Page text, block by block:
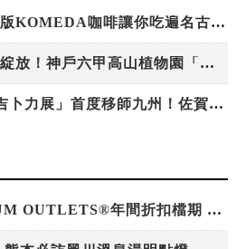
台灣吃不到！和風版KOMEDA咖啡讓你吃遍名古屋在地美食
稀有「飛天白鷺」綻放！神戶六甲高山植物園「鷺草」珍貴現身
220萬人次朝聖「吉卜力展」首度移師九州！佐賀站早鳥平日套票8/10搶先開賣
把握日本PREMIUM OUTLETS®年間折扣檔期 越買越划算